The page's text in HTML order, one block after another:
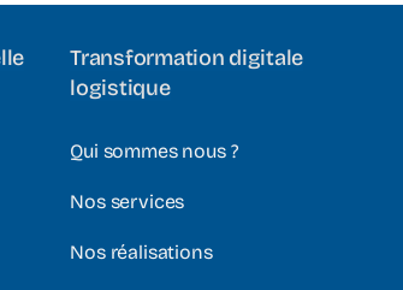
Transformation digitale
logistique
Qui sommes nous ?
Nos services
Nos réalisations